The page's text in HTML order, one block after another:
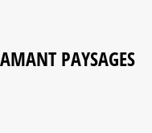
PAYSAGES